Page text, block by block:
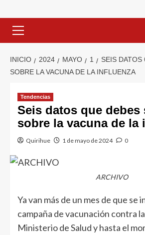
INICIO 2024 MAYO 1
SEIS DATOS
SOBRE LA VACUNA DE LA INFLUENZA
Tendencias
Seis datos que debes
sobre la vacuna de la
Quirihue 1 de mayo de 2024 0
ARCHIVO
Ya van más de un mes de que se
campaña de vacunación contra
Ministerio de Salud y hasta el